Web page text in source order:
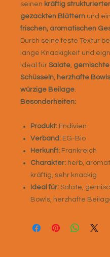
seinen kräftig
gezackten Blättern und
frischen, aromatischen
Durch seine feste Textur
lange Knackigkeit und
ideal für Salate, gemischte
Schüsseln, herzhafte Bowls
würzige Beilage.
Besonderheiten:
Produkt: Endivien
Verband: EG-Bio
Herkunft: Frankreich
Charakter: herb,
kräftig, sehr knackig
Ideal für: Salate,
Bowls, herzhafte